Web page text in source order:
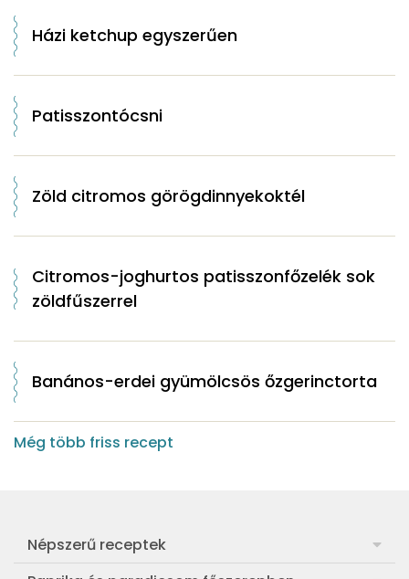
Házi ketchup egyszerűen
Patisszontócsni
Zöld citromos görögdinnyekoktél
Citromos-joghurtos patisszonfőzelék sok
zöldfűszerrel
Banános-erdei gyümölcsös őzgerinctorta
Még több friss recept
Népszerű receptek